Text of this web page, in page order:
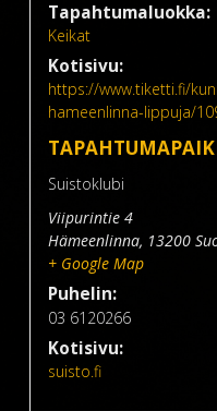
Tapahtumaluokka:
Keikat
Kotisivu:
https://www.tiketti.fi/
hameenlinna-lippuja/
Suistoklubi
Viipurintie 4
Hämeenlinna, 13200
+ Google Map
Puhelin:
03 6120266
Kotisivu:
suisto.fi